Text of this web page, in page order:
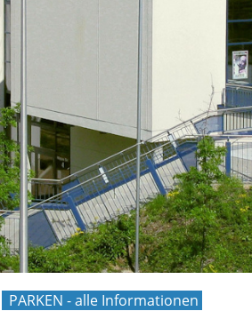
PARKEN - alle Informationen